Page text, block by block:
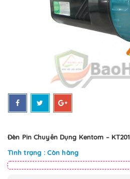
Đèn Pin Chuyên Dụng Kentom – KT201
Tình trạng : Còn hàng